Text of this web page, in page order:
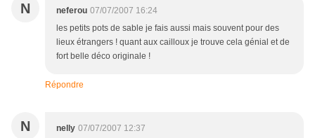
N neferou 07/07/2007 16:24
les petits pots de sable je fais aussi mais souvent pour des
lieux étrangers ! quant aux cailloux je trouve cela génial et de
fort belle déco originale !
Répondre
N nelly 07/07/2007 12:37